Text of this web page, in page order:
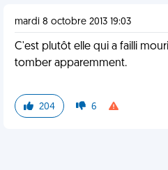
mardi 8 octobre 2013 19:03
C'est plutôt elle qui a failli
tomber apparemment.
204 6